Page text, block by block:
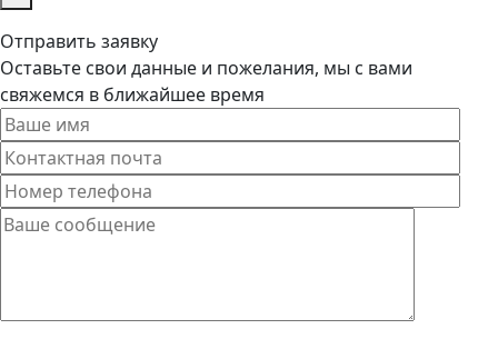
Отправить заявку
Оставьте свои данные и пожелания, мы с вами
свяжемся в ближайшее время